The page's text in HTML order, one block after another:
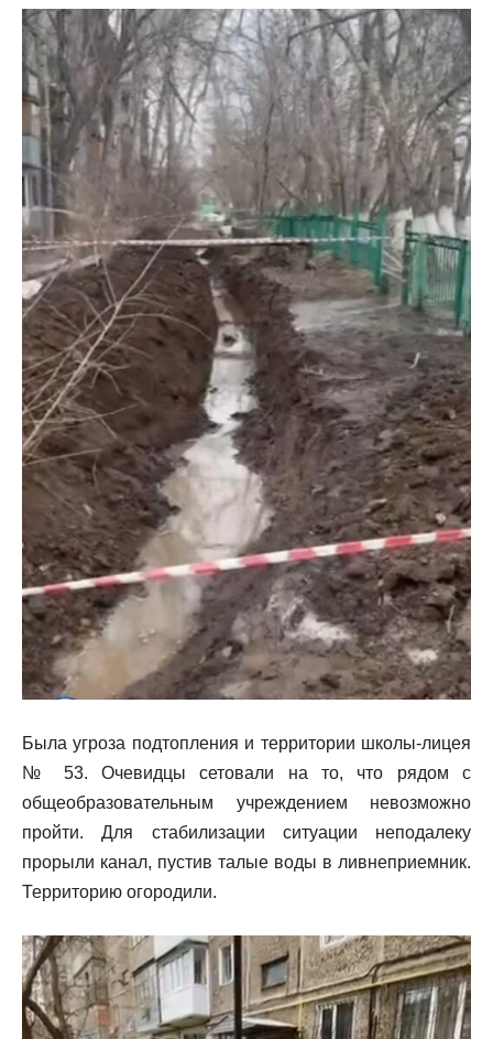
Была угроза подтопления и территории школы-лицея
№ 53. Очевидцы сетовали на то, что рядом с
общеобразовательным учреждением невозможно
пройти. Для стабилизации ситуации неподалеку
прорыли канал, пустив талые воды в ливнеприемник.
Территорию огородили.